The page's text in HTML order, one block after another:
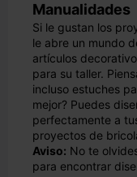
Manualidades
Si le gustan los
le abre un mundo
artículos
para su taller.
incluso estuches
mejor? Puedes
perfectamente a
proyectos de
Aviso: No te
para encontrar